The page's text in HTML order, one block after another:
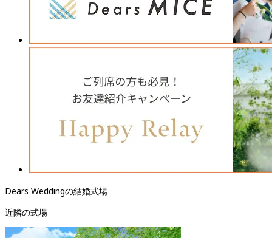
Dears Weddingの結婚式場
近隣の式場